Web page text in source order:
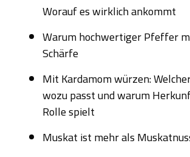
Worauf es wirklich ankommt
Warum hochwertiger Pfeffer
Schärfe
Mit Kardamom würzen:
wozu passt und warum
Rolle spielt
Muskat ist mehr als